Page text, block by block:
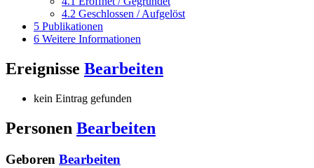
4.2 Geschlossen / Aufgelöst
5 Publikationen
6 Weitere Informationen
Ereignisse Bearbeiten
kein Eintrag gefunden
Personen Bearbeiten
Geboren Bearbeiten